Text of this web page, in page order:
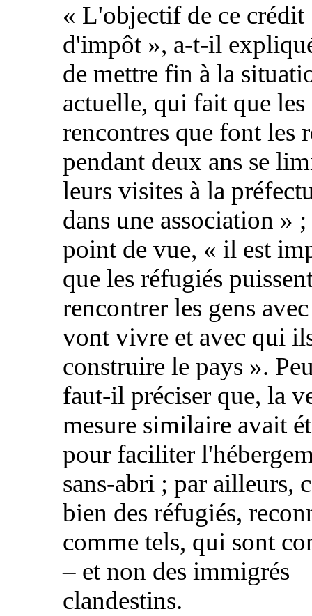
« L'objectif de ce crédit
d'impôt », a-t-il
de mettre fin à la
actuelle, qui fait que les
rencontres que font les
pendant deux ans se
leurs visites à la
dans une association » ;
point de vue, « il est
que les réfugiés
rencontrer les gens
vont vivre et avec qui
construire le pays ».
faut-il préciser que, la
mesure similaire avait
pour faciliter
sans-abri ; par ailleurs,
bien des réfugiés,
comme tels, qui sont
– et non des immigrés
clandestins.